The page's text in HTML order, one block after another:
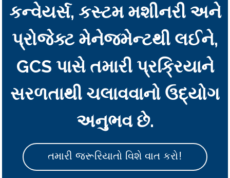
કન્વેયર્સ, કસ્ટમ મશીનરી અને
પ્રોજેક્ટ મેનેજમેન્ટથી લઈને,
GCS પાસે તમારી પ્રક્રિયાને
સરળતાથી ચલાવવાનો ઉદ્યોગ
અનુભવ છે.
તમારી જરૂરિયાતો વિશે વાત કરો!